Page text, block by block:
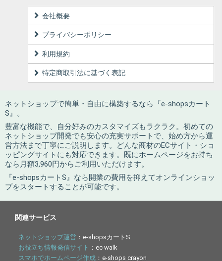
会社概要
プライバシーポリシー
利用規約
特定商取引法に基づく表記
ネットショップで簡単・自由に構築するなら『e-shopsカート
S』。
豊富な機能で、自分好みのカスタマイズもラクラク。初めての
ネットショップ開発でも安心の充実サポートで、始め方から運
営方法まで丁寧にご説明します。どんな商材のECサイト・ショ
ッピングサイトにも対応できます。既にホームページをお持ち
なら月額3,960円からご利用いただけます。
『e-shopsカートS』なら開業の費用を抑えてオンラインショッ
プをスタートすることが可能です。
関連サービス
ネットショップ運営 ：e-shopsカートS
お役立ち情報発信サイト ：ec walk
スマホでホームページ作成 ：e-shops crayon